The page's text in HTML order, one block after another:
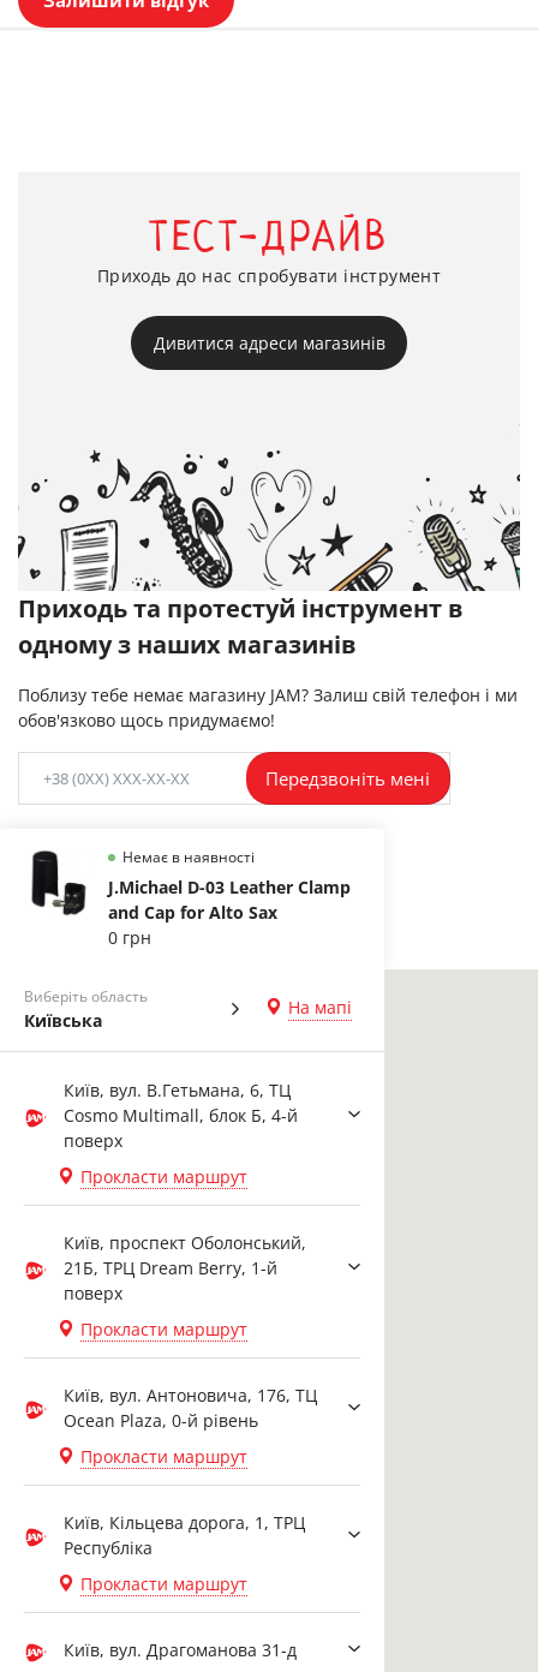
ТЕСТ-ДРАЙВ
Приходь до нас спробувати інструмент
Дивитися адреси магазинів
Приходь та протестуй інструмент в
одному з наших магазинів
Поблизу тебе немає магазину JAM? Залиш свій телефон і ми
обов'язково щось придумаємо!
Немає в наявності
J.Michael D-03 Leather Clamp
and Cap for Alto Sax
0 грн
Виберіть область
Київська
На мапі
Київ, вул. В.Гетьмана, 6, ТЦ
Cosmo Multimall, блок Б, 4-й
поверх
Прокласти маршрут
Київ, проспект Оболонський,
21Б, ТРЦ Dream Berry, 1-й
поверх
Прокласти маршрут
Київ, вул. Антоновича, 176, ТЦ
Ocean Plaza, 0-й рівень
Прокласти маршрут
Київ, Кільцева дорога, 1, ТРЦ
Республіка
Прокласти маршрут
Київ, вул. Драгоманова 31-д
Передзвоніть мені